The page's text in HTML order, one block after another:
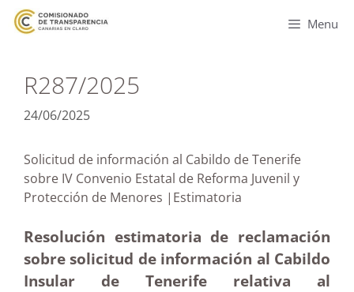
Menu
R287/2025
24/06/2025
Solicitud de información al Cabildo de Tenerife
sobre IV Convenio Estatal de Reforma Juvenil y
Protección de Menores |Estimatoria
Resolución estimatoria de reclamación
sobre solicitud de información al Cabildo
Insular de Tenerife relativa al